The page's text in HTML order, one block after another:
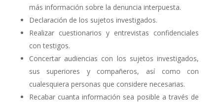
más información sobre la denuncia interpuesta.
Declaración de los sujetos investigados.
Realizar cuestionarios y entrevistas confidenciales
con testigos.
Concertar audiencias con los sujetos investigados,
sus superiores y compañeros, así como con
cualesquiera personas que considere necesarias.
Recabar cuanta información sea posible a través de